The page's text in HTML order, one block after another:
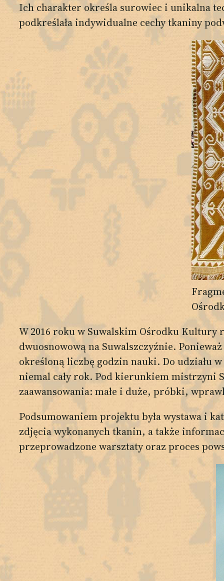
Ich charakter określa surowiec i unikalna
podkreślała indywidualne cechy tkaniny
W 2016 roku w Suwalskim Ośrodku
dwuosnowową na Suwalszczyźnie.
określoną liczbę godzin nauki. Do udziału
niemal cały rok. Pod kierunkiem mistrzyni
zaawansowania: małe i duże, próbki,
Podsumowaniem projektu była wystawa i
zdjęcia wykonanych tkanin, a także
przeprowadzone warsztaty oraz proces